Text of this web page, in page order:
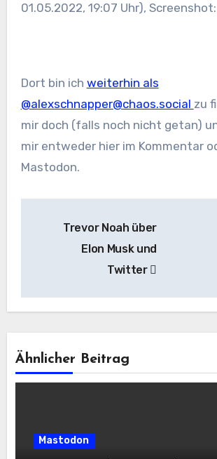
01.05.2022, 19:07 Uhr), Screenshot:
Dort bin ich weiterhin als
@alexschnapper@chaos.social zu
mir doch (falls noch nicht getan)
mir entweder hier im Kommentar
Mastodon.
Trevor Noah über
Elon Musk und
Twitter
Ähnlicher Beitrag
Mastodon